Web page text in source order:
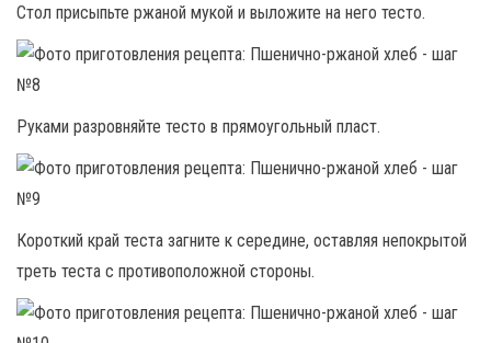
Стол присыпьте ржаной мукой и выложите на него тесто.
Руками разровняйте тесто в прямоугольный пласт.
Короткий край теста загните к середине, оставляя непокрытой
треть теста с противоположной стороны.